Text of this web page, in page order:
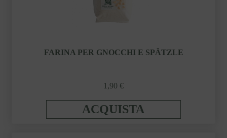
FARINA PER GNOCCHI E SPÄTZLE
1,90 €
ACQUISTA